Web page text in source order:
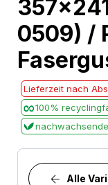
of
the
images
0509) /
Lieferzeit nach
100%
Alle